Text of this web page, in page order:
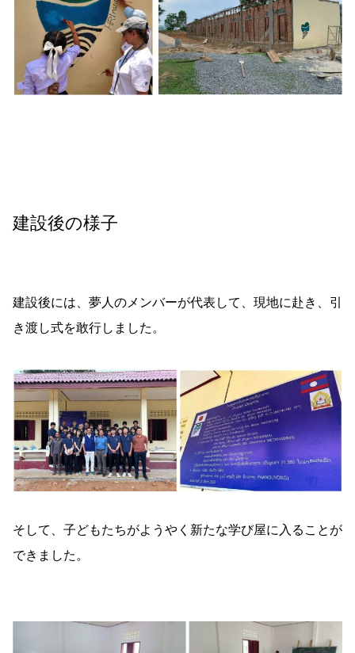
建設後の様子
建設後には、夢人のメンバーが代表して、現地に赴き、引
き渡し式を敢行しました。
そして、子どもたちがようやく新たな学び屋に入ることが
できました。